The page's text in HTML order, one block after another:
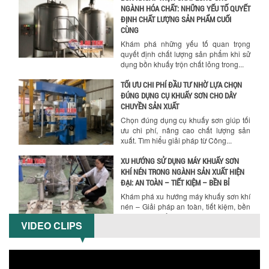
Hướng dẫn thanh toán mua hàng
NGÀNH HÓA CHẤT: NHỮNG YẾU TỐ QUYẾT
ĐỊNH CHẤT LƯỢNG SẢN PHẨM CUỐI
CÙNG
Khám phá những yếu tố quan trọng
quyết định chất lượng sản phẩm khi sử
dụng bồn khuấy trộn chất lỏng trong...
TỐI ƯU CHI PHÍ ĐẦU TƯ NHỜ LỰA CHỌN
ĐÚNG DỤNG CỤ KHUẤY SƠN CHO DÂY
CHUYỀN SẢN XUẤT
Chọn đúng dụng cụ khuấy sơn giúp tối
ưu chi phí, nâng cao chất lượng sản
xuất. Tìm hiểu giải pháp từ Công...
XU HƯỚNG SỬ DỤNG MÁY KHUẤY SƠN
KHÍ NÉN TRONG NGÀNH SẢN XUẤT HIỆN
ĐẠI: AN TOÀN – TIẾT KIỆM – BỀN BỈ
Khám phá xu hướng máy khuấy sơn khí
nén – Giải pháp an toàn, tiết kiệm, bền
bỉ cho sản xuất sơn công nghiệp...
GIÁ RẺ CHO NGÀNH HÓA CHẤT?
VIDEO CLIPS